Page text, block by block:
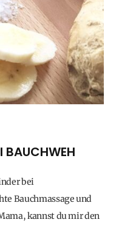
BAUCHWEH
bei
Bauchmassage und
kannst du mir den